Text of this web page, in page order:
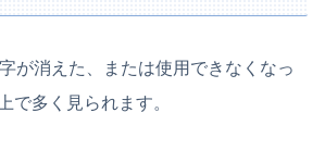
が消えた、または使用できなくなっ
で多く見られます。